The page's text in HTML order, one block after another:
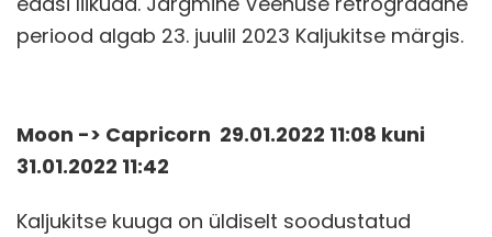
periood algab 23. juulil 2023 Kaljukitse märgis.
Moon -> Capricorn 29.01.2022 11:08 kuni
31.01.2022 11:42
Kaljukitse kuuga on üldiselt soodustatud